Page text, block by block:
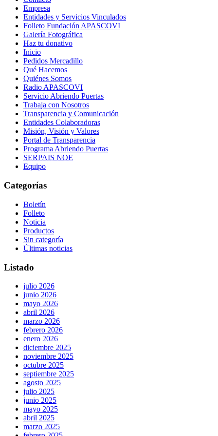
Empresa
Entidades y Servicios Vinculados
Folleto Fundación APASCOVI
Galería Fotográfica
Haz tu donativo
Inicio
Pedidos Mercadillo
Qué Hacemos
Quiénes Somos
Radio APASCOVI
Servicio Abriendo Puertas
Trabaja con Nosotros
Transparencia y Comunicación
Entidades Colaboradoras
Misión, Visión y Valores
Portal de Transparencia
Programa Abriendo Puertas
SERPAIS NOE
Equipo
Categorías
Boletín
Folleto
Noticia
Productos
Sin categoría
Últimas noticias
Listado
julio 2026
junio 2026
mayo 2026
abril 2026
marzo 2026
febrero 2026
enero 2026
diciembre 2025
noviembre 2025
octubre 2025
septiembre 2025
agosto 2025
julio 2025
junio 2025
mayo 2025
abril 2025
marzo 2025